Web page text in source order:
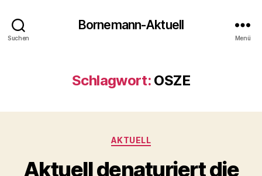
Suchen
Bornemann-Aktuell
Menü
Schlagwort: OSZE
Kategorien
AKTUELL
Aktuell denaturiert die